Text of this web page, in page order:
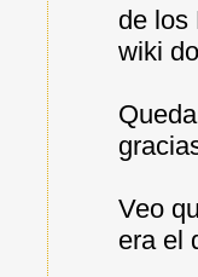
de los
wiki
Veo
era el